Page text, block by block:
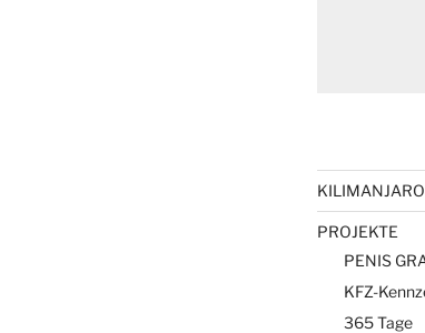
PROJEKTE
PENIS
KFZ-
365 Tage